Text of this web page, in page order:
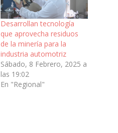
Desarrollan tecnología
que aprovecha residuos
de la minería para la
industria automotriz
Sábado, 8 Febrero, 2025 a
las 19:02
En "Regional"